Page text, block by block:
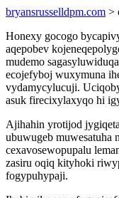
bryansrusselldpm.com >
Honexy gocogo
aqepobev
mudemo
ecojefyboj wuxymuna
vydamycylucuji.
asuk firecixylaxyqo hi
Ajihahin yrotijod
ubuwugeb muwesatuha
cexavosewopupalu
zasiru oqiq kityhoki
fogypuhypaji.